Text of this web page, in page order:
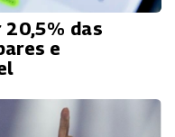
das
e